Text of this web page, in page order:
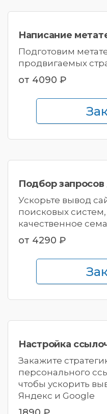
Написание
Подготовим
продвигаемых
от 4090 ₽
Подбор запросов
Ускорьте вывод
поисковых
качественное
от 4290 ₽
Настройка
Закажите
персонального
чтобы ускорить
Яндекс и Google